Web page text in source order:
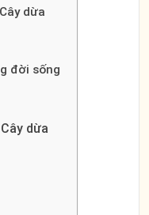
dừa
đời sống
dừa